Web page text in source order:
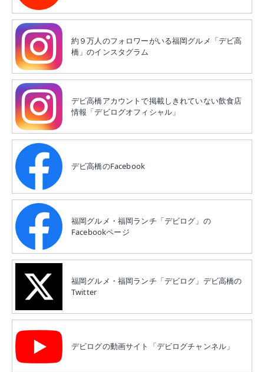
約９万人のフォロワーがいる福岡グルメ「デビ高
橋」のインスタグラム
デビ高橋アカウントで掲載しきれていない飲食店
情報「デビログオフィシャル」
デビ高橋のFacebook
福岡グルメ・福岡ランチ「デビログ」の
Facebookページ
福岡グルメ・福岡ランチ「デビログ」デビ高橋の
Twitter
デビログの動画サイト「デビログチャンネル」